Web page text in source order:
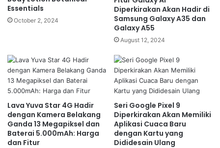
Essentials
October 2, 2024
Diperkirakan Akan Hadir di
Samsung Galaxy A35 dan
Galaxy A55
August 12, 2024
Lava Yuva Star 4G Hadir
dengan Kamera Belakang
Ganda 13 Megapiksel dan
Baterai 5.000mAh: Harga
dan Fitur
Seri Google Pixel 9
Diperkirakan Akan Memiliki
Aplikasi Cuaca Baru
dengan Kartu yang
Dididesain Ulang